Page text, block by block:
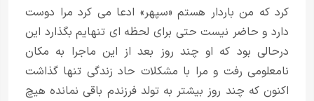
کرد که من باردار هستم «سپهر» ادعا می کرد مرا دوست
دارد و حاضر نیست حتی برای لحظه ای تنهایم بگذارد این
درحالی بود که او چند روز بعد از این ماجرا به مکان
نامعلومی رفت و مرا با مشکلات حاد زندگی تنها گذاشت
اکنون که چند روز بیشتر به تولد فرزندم باقی نمانده هیچ